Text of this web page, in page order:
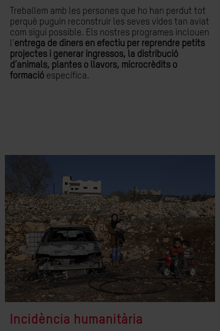
Treballem amb les persones que ho han perdut tot
perquè puguin reconstruir les seves vides tan aviat
com sigui possible. Els nostres programes inclouen
l’entrega de diners en efectiu per reprendre petits
projectes i generar ingressos, la distribució
d’animals, plantes o llavors, microcrèdits o
formació específica.
Incidència humanitària